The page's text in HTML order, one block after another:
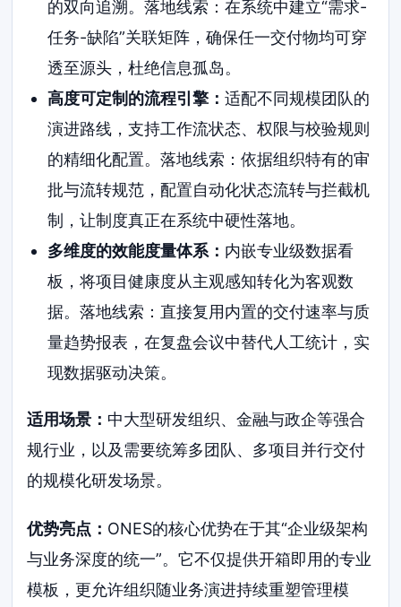
的双向追溯。落地线索：在系统中建立“需求-
任务-缺陷”关联矩阵，确保任一交付物均可穿
透至源头，杜绝信息孤岛。
高度可定制的流程引擎： 适配不同规模团队的
演进路线，支持工作流状态、权限与校验规则
的精细化配置。落地线索：依据组织特有的审
批与流转规范，配置自动化状态流转与拦截机
制，让制度真正在系统中硬性落地。
多维度的效能度量体系： 内嵌专业级数据看
板，将项目健康度从主观感知转化为客观数
据。落地线索：直接复用内置的交付速率与质
量趋势报表，在复盘会议中替代人工统计，实
现数据驱动决策。
适用场景： 中大型研发组织、金融与政企等强合
规行业，以及需要统筹多团队、多项目并行交付
的规模化研发场景。
优势亮点： ONES的核心优势在于其“企业级架构
与业务深度的统一”。它不仅提供开箱即用的专业
模板，更允许组织随业务演进持续重塑管理模